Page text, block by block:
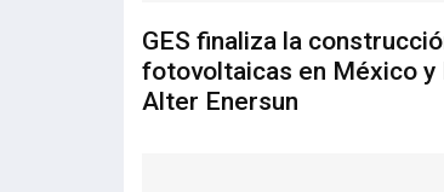
GES finaliza la
fotovoltaicas en México y
Alter Enersun